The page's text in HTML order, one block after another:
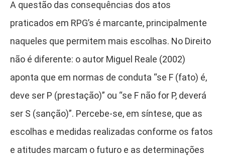
A questão das consequências dos atos
praticados em RPG’s é marcante, principalmente
naqueles que permitem mais escolhas. No Direito
não é diferente: o autor Miguel Reale (2002)
aponta que em normas de conduta “se F (fato) é,
deve ser P (prestação)” ou “se F não for P, deverá
ser S (sanção)”. Percebe-se, em síntese, que as
escolhas e medidas realizadas conforme os fatos
e atitudes marcam o futuro e as determinações